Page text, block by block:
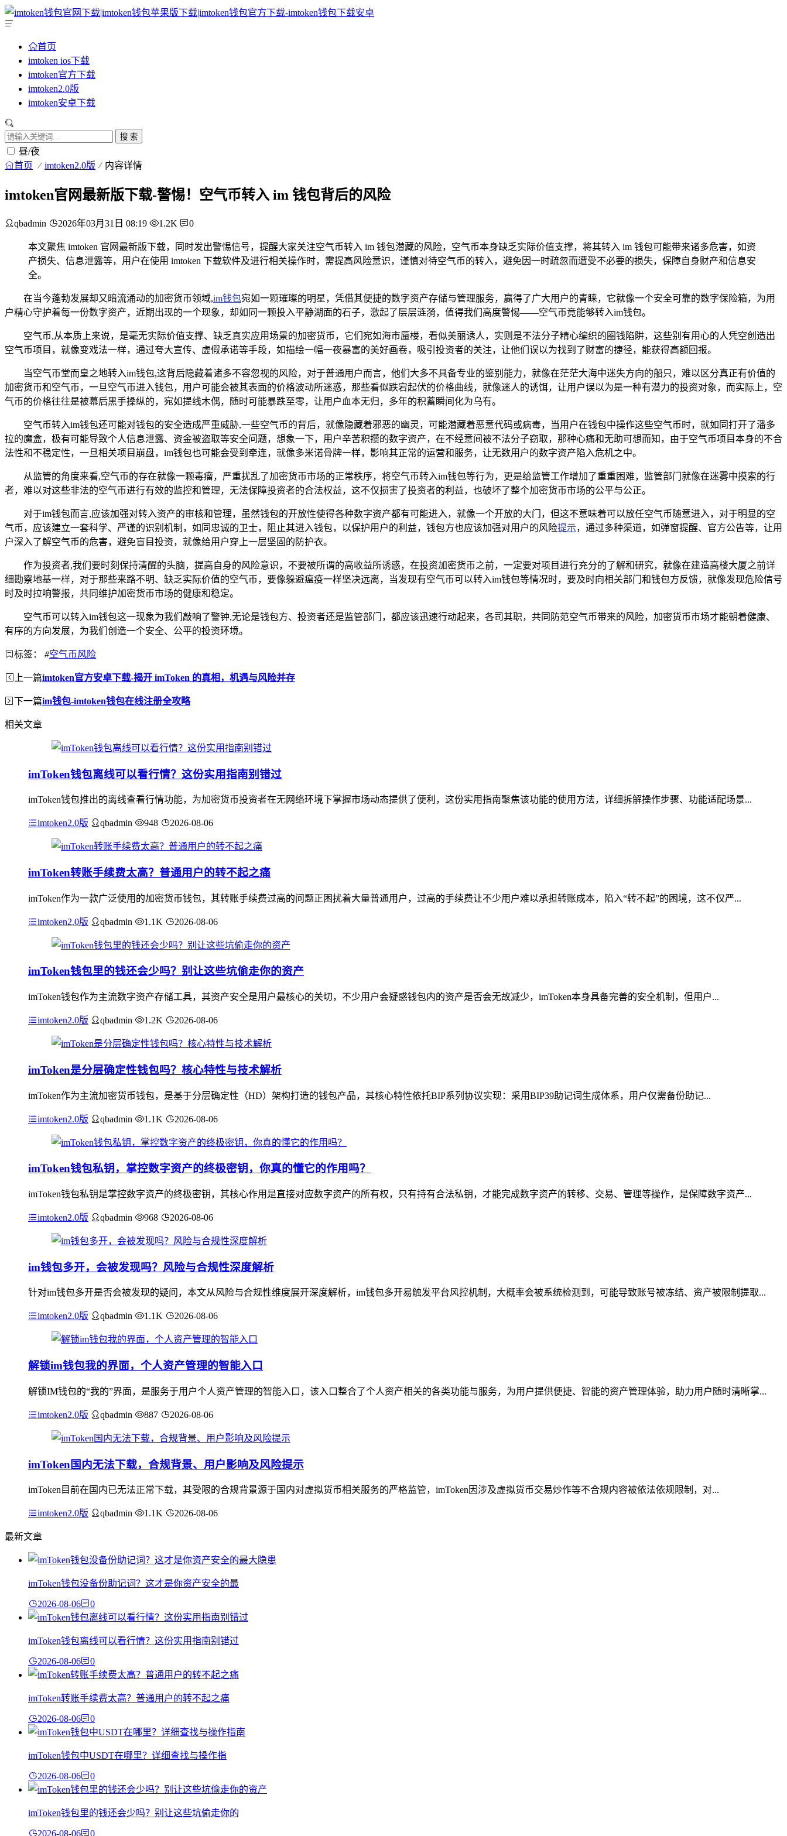
首页
imtoken ios下载
imtoken官方下载
imtoken2.0版
imtoken安卓下载
搜 索
昼/夜
首页 imtoken2.0版 内容详情
imtoken官网最新版下载-警惕！空气币转入 im 钱包背后的风险
qbadmin 2026年03月31日 08:19 1.2K 0
本文聚焦 imtoken 官网最新版下载，同时发出警惕信号，提醒大家关注空气币转入 im 钱包潜藏的风险，空气币本身缺乏实际价值支撑，将其转入 im 钱包可能带来诸多危害，如资
产损失、信息泄露等，用户在使用 imtoken 下载软件及进行相关操作时，需提高风险意识，谨慎对待空气币的转入，避免因一时疏忽而遭受不必要的损失，保障自身财产和信息安
全。
在当今蓬勃发展却又暗流涌动的加密货币领域,im钱包宛如一颗璀璨的明星，凭借其便捷的数字资产存储与管理服务，赢得了广大用户的青睐，它就像一个安全可靠的数字保险箱，为用
户精心守护着每一份数字资产，近期出现的一个现象，却如同一颗投入平静湖面的石子，激起了层层涟漪，值得我们高度警惕——空气币竟能够转入im钱包。
空气币,从本质上来说，是毫无实际价值支撑、缺乏真实应用场景的加密货币，它们宛如海市蜃楼，看似美丽诱人，实则是不法分子精心编织的圈钱陷阱，这些别有用心的人凭空创造出
空气币项目，就像变戏法一样，通过夸大宣传、虚假承诺等手段，如描绘一幅一夜暴富的美好画卷，吸引投资者的关注，让他们误以为找到了财富的捷径，能获得高额回报。
当空气币堂而皇之地转入im钱包,这背后隐藏着诸多不容忽视的风险，对于普通用户而言，他们大多不具备专业的鉴别能力，就像在茫茫大海中迷失方向的船只，难以区分真正有价值的
加密货币和空气币，一旦空气币进入钱包，用户可能会被其表面的价格波动所迷惑，那些看似跌宕起伏的价格曲线，就像迷人的诱饵，让用户误以为是一种有潜力的投资对象，而实际上，空
气币的价格往往是被幕后黑手操纵的，宛如提线木偶，随时可能暴跌至零，让用户血本无归，多年的积蓄瞬间化为乌有。
空气币转入im钱包还可能对钱包的安全造成严重威胁,一些空气币的背后，就像隐藏着邪恶的幽灵，可能潜藏着恶意代码或病毒，当用户在钱包中操作这些空气币时，就如同打开了潘多
拉的魔盒，极有可能导致个人信息泄露、资金被盗取等安全问题，想象一下，用户辛苦积攒的数字资产，在不经意间被不法分子窃取，那种心痛和无助可想而知，由于空气币项目本身的不合
法性和不稳定性，一旦相关项目崩盘，im钱包也可能会受到牵连，就像多米诺骨牌一样，影响其正常的运营和服务，让无数用户的数字资产陷入危机之中。
从监管的角度来看,空气币的存在就像一颗毒瘤，严重扰乱了加密货币市场的正常秩序，将空气币转入im钱包等行为，更是给监管工作增加了重重困难，监管部门就像在迷雾中摸索的行
者，难以对这些非法的空气币进行有效的监控和管理，无法保障投资者的合法权益，这不仅损害了投资者的利益，也破坏了整个加密货币市场的公平与公正。
对于im钱包而言,应该加强对转入资产的审核和管理，虽然钱包的开放性使得各种数字资产都有可能进入，就像一个开放的大门，但这不意味着可以放任空气币随意进入，对于明显的空
气币，应该建立一套科学、严谨的识别机制，如同忠诚的卫士，阻止其进入钱包，以保护用户的利益，钱包方也应该加强对用户的风险提示，通过多种渠道，如弹窗提醒、官方公告等，让用
户深入了解空气币的危害，避免盲目投资，就像给用户穿上一层坚固的防护衣。
作为投资者,我们要时刻保持清醒的头脑，提高自身的风险意识，不要被所谓的高收益所诱惑，在投资加密货币之前，一定要对项目进行充分的了解和研究，就像在建造高楼大厦之前详
细勘察地基一样，对于那些来路不明、缺乏实际价值的空气币，要像躲避瘟疫一样坚决远离，当发现有空气币可以转入im钱包等情况时，要及时向相关部门和钱包方反馈，就像发现危险信号
时及时拉响警报，共同维护加密货币市场的健康和稳定。
空气币可以转入im钱包这一现象为我们敲响了警钟,无论是钱包方、投资者还是监管部门，都应该迅速行动起来，各司其职，共同防范空气币带来的风险，加密货币市场才能朝着健康、
有序的方向发展，为我们创造一个安全、公平的投资环境。
标签： #空气币风险
上一篇imtoken官方安卓下载-揭开 imToken 的真相，机遇与风险并存
下一篇im钱包-imtoken钱包在线注册全攻略
相关文章
imToken钱包离线可以看行情？这份实用指南别错过
imToken钱包推出的离线查看行情功能，为加密货币投资者在无网络环境下掌握市场动态提供了便利，这份实用指南聚焦该功能的使用方法，详细拆解操作步骤、功能适配场景...
imtoken2.0版 qbadmin 948 2026-08-06
imToken转账手续费太高？普通用户的转不起之痛
imToken作为一款广泛使用的加密货币钱包，其转账手续费过高的问题正困扰着大量普通用户，过高的手续费让不少用户难以承担转账成本，陷入“转不起”的困境，这不仅严...
imtoken2.0版 qbadmin 1.1K 2026-08-06
imToken钱包里的钱还会少吗？别让这些坑偷走你的资产
imToken钱包作为主流数字资产存储工具，其资产安全是用户最核心的关切，不少用户会疑惑钱包内的资产是否会无故减少，imToken本身具备完善的安全机制，但用户...
imtoken2.0版 qbadmin 1.2K 2026-08-06
imToken是分层确定性钱包吗？核心特性与技术解析
imToken作为主流加密货币钱包，是基于分层确定性（HD）架构打造的钱包产品，其核心特性依托BIP系列协议实现：采用BIP39助记词生成体系，用户仅需备份助记...
imtoken2.0版 qbadmin 1.1K 2026-08-06
imToken钱包私钥，掌控数字资产的终极密钥，你真的懂它的作用吗？
imToken钱包私钥是掌控数字资产的终极密钥，其核心作用是直接对应数字资产的所有权，只有持有合法私钥，才能完成数字资产的转移、交易、管理等操作，是保障数字资产...
imtoken2.0版 qbadmin 968 2026-08-06
im钱包多开，会被发现吗？风险与合规性深度解析
针对im钱包多开是否会被发现的疑问，本文从风险与合规性维度展开深度解析，im钱包多开易触发平台风控机制，大概率会被系统检测到，可能导致账号被冻结、资产被限制提取...
imtoken2.0版 qbadmin 1.1K 2026-08-06
解锁im钱包我的界面，个人资产管理的智能入口
解锁IM钱包的“我的”界面，是服务于用户个人资产管理的智能入口，该入口整合了个人资产相关的各类功能与服务，为用户提供便捷、智能的资产管理体验，助力用户随时清晰掌...
imtoken2.0版 qbadmin 887 2026-08-06
imToken国内无法下载，合规背景、用户影响及风险提示
imToken目前在国内已无法正常下载，其受限的合规背景源于国内对虚拟货币相关服务的严格监管，imToken因涉及虚拟货币交易炒作等不合规内容被依法依规限制，对...
imtoken2.0版 qbadmin 1.1K 2026-08-06
最新文章
imToken钱包没备份助记词？这才是你资产安全的最
2026-08-06 0
imToken钱包离线可以看行情？这份实用指南别错过
2026-08-06 0
imToken转账手续费太高？普通用户的转不起之痛
2026-08-06 0
imToken钱包中USDT在哪里？详细查找与操作指
2026-08-06 0
imToken钱包里的钱还会少吗？别让这些坑偷走你的
2026-08-06 0